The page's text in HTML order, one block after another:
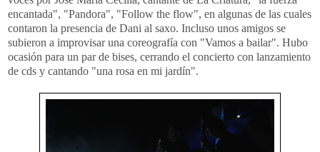
encantada", "Pandora", "Follow the flow", en algunas de las cuales
contaron la presencia de Dani al saxo. Incluso unos amigos se
subieron a improvisar una coreografía con "Vamos a bailar". Hubo
ocasión para un par de bises, cerrando el concierto con lanzamiento
de cds y cantando "una rosa en mi jardín".